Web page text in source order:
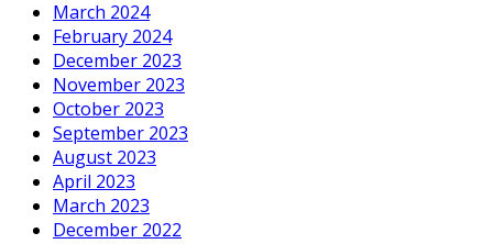
March 2024
February 2024
December 2023
November 2023
October 2023
September 2023
August 2023
April 2023
March 2023
December 2022